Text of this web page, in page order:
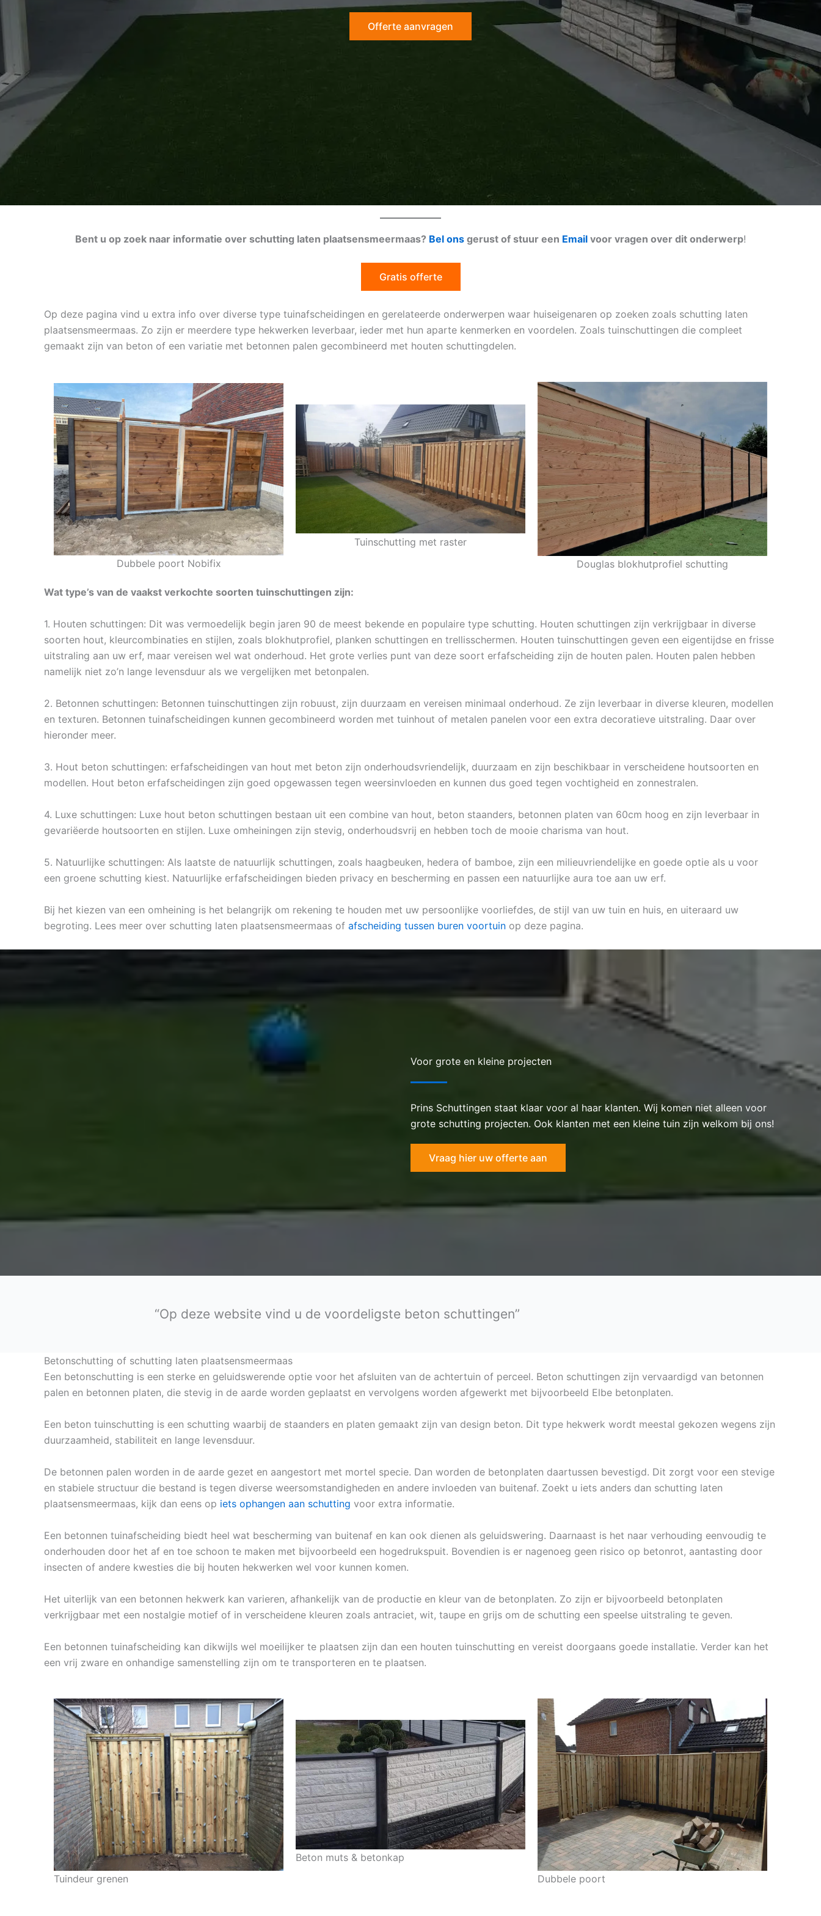
Offerte aanvragen
Bent u op zoek naar informatie over schutting laten plaatsensmeermaas? Bel ons gerust of stuur een Email voor vragen over dit onderwerp!
Gratis offerte
Op deze pagina vind u extra info over diverse type tuinafscheidingen en gerelateerde onderwerpen waar huiseigenaren op zoeken zoals schutting laten
plaatsensmeermaas. Zo zijn er meerdere type hekwerken leverbaar, ieder met hun aparte kenmerken en voordelen. Zoals tuinschuttingen die compleet
gemaakt zijn van beton of een variatie met betonnen palen gecombineerd met houten schuttingdelen.
Dubbele poort Nobifix
Tuinschutting met raster
Douglas blokhutprofiel schutting
Wat type’s van de vaakst verkochte soorten tuinschuttingen zijn:
1. Houten schuttingen: Dit was vermoedelijk begin jaren 90 de meest bekende en populaire type schutting. Houten schuttingen zijn verkrijgbaar in diverse
soorten hout, kleurcombinaties en stijlen, zoals blokhutprofiel, planken schuttingen en trellisschermen. Houten tuinschuttingen geven een eigentijdse en frisse
uitstraling aan uw erf, maar vereisen wel wat onderhoud. Het grote verlies punt van deze soort erfafscheiding zijn de houten palen. Houten palen hebben
namelijk niet zo’n lange levensduur als we vergelijken met betonpalen.
2. Betonnen schuttingen: Betonnen tuinschuttingen zijn robuust, zijn duurzaam en vereisen minimaal onderhoud. Ze zijn leverbaar in diverse kleuren, modellen
en texturen. Betonnen tuinafscheidingen kunnen gecombineerd worden met tuinhout of metalen panelen voor een extra decoratieve uitstraling. Daar over
hieronder meer.
3. Hout beton schuttingen: erfafscheidingen van hout met beton zijn onderhoudsvriendelijk, duurzaam en zijn beschikbaar in verscheidene houtsoorten en
modellen. Hout beton erfafscheidingen zijn goed opgewassen tegen weersinvloeden en kunnen dus goed tegen vochtigheid en zonnestralen.
4. Luxe schuttingen: Luxe hout beton schuttingen bestaan uit een combine van hout, beton staanders, betonnen platen van 60cm hoog en zijn leverbaar in
gevariëerde houtsoorten en stijlen. Luxe omheiningen zijn stevig, onderhoudsvrij en hebben toch de mooie charisma van hout.
5. Natuurlijke schuttingen: Als laatste de natuurlijk schuttingen, zoals haagbeuken, hedera of bamboe, zijn een milieuvriendelijke en goede optie als u voor
een groene schutting kiest. Natuurlijke erfafscheidingen bieden privacy en bescherming en passen een natuurlijke aura toe aan uw erf.
Bij het kiezen van een omheining is het belangrijk om rekening te houden met uw persoonlijke voorliefdes, de stijl van uw tuin en huis, en uiteraard uw
begroting. Lees meer over schutting laten plaatsensmeermaas of afscheiding tussen buren voortuin op deze pagina.
Voor grote en kleine projecten
Prins Schuttingen staat klaar voor al haar klanten. Wij komen niet alleen voor
grote schutting projecten. Ook klanten met een kleine tuin zijn welkom bij ons!
Vraag hier uw offerte aan
“Op deze website vind u de voordeligste beton schuttingen”
Betonschutting of schutting laten plaatsensmeermaas
Een betonschutting is een sterke en geluidswerende optie voor het afsluiten van de achtertuin of perceel. Beton schuttingen zijn vervaardigd van betonnen
palen en betonnen platen, die stevig in de aarde worden geplaatst en vervolgens worden afgewerkt met bijvoorbeeld Elbe betonplaten.
Een beton tuinschutting is een schutting waarbij de staanders en platen gemaakt zijn van design beton. Dit type hekwerk wordt meestal gekozen wegens zijn
duurzaamheid, stabiliteit en lange levensduur.
De betonnen palen worden in de aarde gezet en aangestort met mortel specie. Dan worden de betonplaten daartussen bevestigd. Dit zorgt voor een stevige
en stabiele structuur die bestand is tegen diverse weersomstandigheden en andere invloeden van buitenaf. Zoekt u iets anders dan schutting laten
plaatsensmeermaas, kijk dan eens op iets ophangen aan schutting voor extra informatie.
Een betonnen tuinafscheiding biedt heel wat bescherming van buitenaf en kan ook dienen als geluidswering. Daarnaast is het naar verhouding eenvoudig te
onderhouden door het af en toe schoon te maken met bijvoorbeeld een hogedrukspuit. Bovendien is er nagenoeg geen risico op betonrot, aantasting door
insecten of andere kwesties die bij houten hekwerken wel voor kunnen komen.
Het uiterlijk van een betonnen hekwerk kan varieren, afhankelijk van de productie en kleur van de betonplaten. Zo zijn er bijvoorbeeld betonplaten
verkrijgbaar met een nostalgie motief of in verscheidene kleuren zoals antraciet, wit, taupe en grijs om de schutting een speelse uitstraling te geven.
Een betonnen tuinafscheiding kan dikwijls wel moeilijker te plaatsen zijn dan een houten tuinschutting en vereist doorgaans goede installatie. Verder kan het
een vrij zware en onhandige samenstelling zijn om te transporteren en te plaatsen.
Tuindeur grenen
Beton muts & betonkap
Dubbele poort